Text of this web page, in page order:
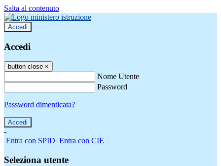
Salta al contenuto
Accedi
Accedi
button close ×
Nome Utente
Password
Password dimenticata?
-
Entra con SPID Entra con CIE
Seleziona utente